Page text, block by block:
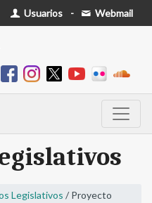
Usuarios - Webmail
Legislativos / Proyecto